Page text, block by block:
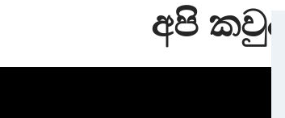
අපි කවුද?